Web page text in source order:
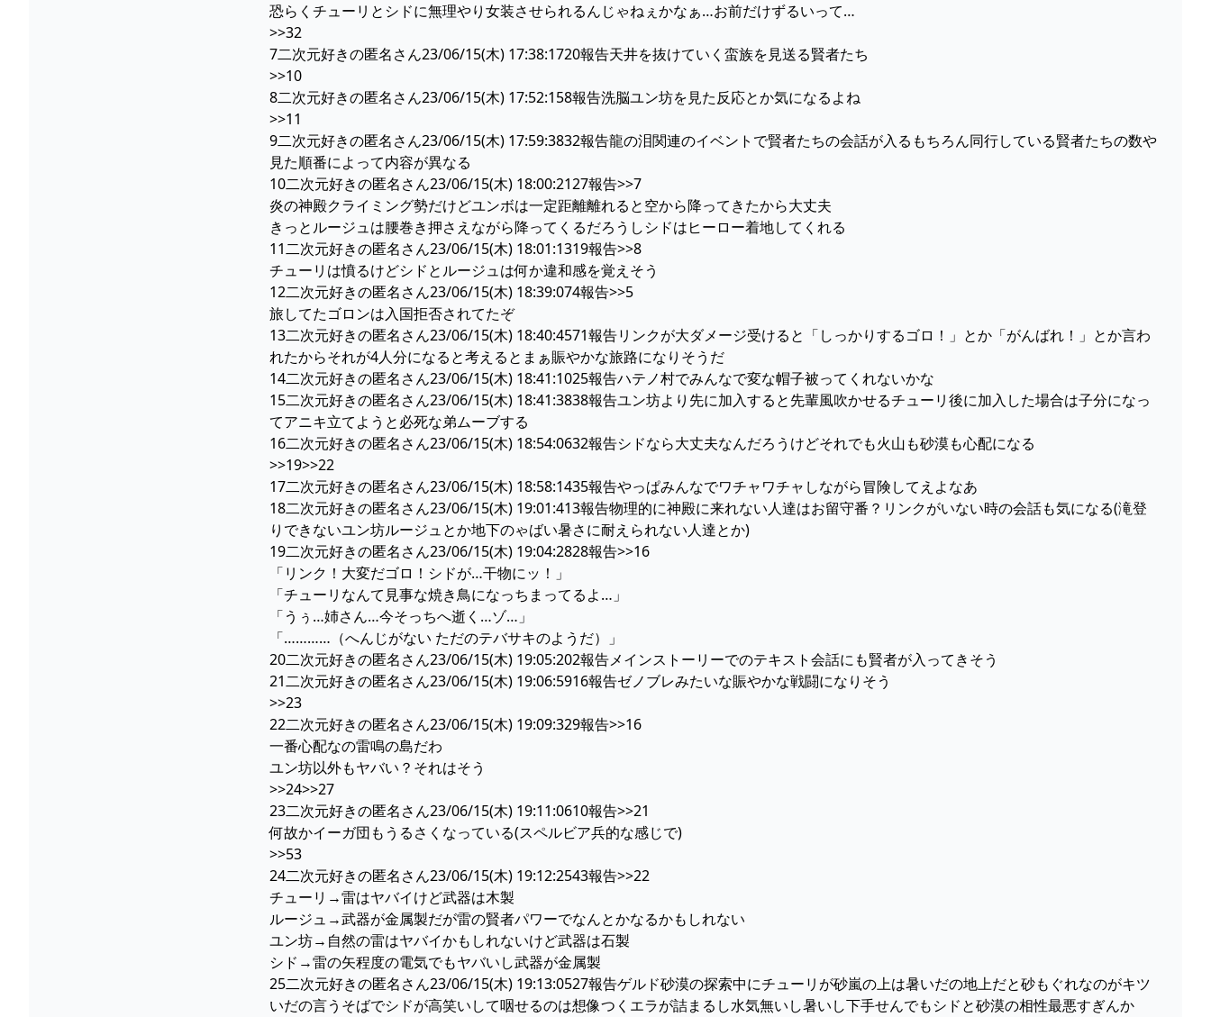
恐らくチューリとシドに無理やり女装させられるんじゃねぇかなぁ…お前だけずるいって…
>>32
7二次元好きの匿名さん23/06/15(木) 17:38:1720報告天井を抜けていく蛮族を見送る賢者たち
>>10
8二次元好きの匿名さん23/06/15(木) 17:52:158報告洗脳ユン坊を見た反応とか気になるよね
>>11
9二次元好きの匿名さん23/06/15(木) 17:59:3832報告龍の泪関連のイベントで賢者たちの会話が入るもちろん同行している賢者たちの数や
見た順番によって内容が異なる
10二次元好きの匿名さん23/06/15(木) 18:00:2127報告>>7
炎の神殿クライミング勢だけどユンボは一定距離離れると空から降ってきたから大丈夫
きっとルージュは腰巻き押さえながら降ってくるだろうしシドはヒーロー着地してくれる
11二次元好きの匿名さん23/06/15(木) 18:01:1319報告>>8
チューリは憤るけどシドとルージュは何か違和感を覚えそう
12二次元好きの匿名さん23/06/15(木) 18:39:074報告>>5
旅してたゴロンは入国拒否されてたぞ
13二次元好きの匿名さん23/06/15(木) 18:40:4571報告リンクが大ダメージ受けると「しっかりするゴロ！」とか「がんばれ！」とか言わ
れたからそれが4人分になると考えるとまぁ賑やかな旅路になりそうだ
14二次元好きの匿名さん23/06/15(木) 18:41:1025報告ハテノ村でみんなで変な帽子被ってくれないかな
15二次元好きの匿名さん23/06/15(木) 18:41:3838報告ユン坊より先に加入すると先輩風吹かせるチューリ後に加入した場合は子分になっ
てアニキ立てようと必死な弟ムーブする
16二次元好きの匿名さん23/06/15(木) 18:54:0632報告シドなら大丈夫なんだろうけどそれでも火山も砂漠も心配になる
>>19>>22
17二次元好きの匿名さん23/06/15(木) 18:58:1435報告やっぱみんなでワチャワチャしながら冒険してえよなあ
18二次元好きの匿名さん23/06/15(木) 19:01:413報告物理的に神殿に来れない人達はお留守番？リンクがいない時の会話も気になる(滝登
りできないユン坊ルージュとか地下のゃばい暑さに耐えられない人達とか)
19二次元好きの匿名さん23/06/15(木) 19:04:2828報告>>16
「リンク！大変だゴロ！シドが…干物にッ！」
「チューリなんて見事な焼き鳥になっちまってるよ…」
「うぅ…姉さん…今そっちへ逝く…ゾ…」
「…………（へんじがない ただのテバサキのようだ）」
20二次元好きの匿名さん23/06/15(木) 19:05:202報告メインストーリーでのテキスト会話にも賢者が入ってきそう
21二次元好きの匿名さん23/06/15(木) 19:06:5916報告ゼノブレみたいな賑やかな戦闘になりそう
>>23
22二次元好きの匿名さん23/06/15(木) 19:09:329報告>>16
一番心配なの雷鳴の島だわ
ユン坊以外もヤバい？それはそう
>>24>>27
23二次元好きの匿名さん23/06/15(木) 19:11:0610報告>>21
何故かイーガ団もうるさくなっている(スペルビア兵的な感じで)
>>53
24二次元好きの匿名さん23/06/15(木) 19:12:2543報告>>22
チューリ→雷はヤバイけど武器は木製
ルージュ→武器が金属製だが雷の賢者パワーでなんとかなるかもしれない
ユン坊→自然の雷はヤバイかもしれないけど武器は石製
シド→雷の矢程度の電気でもヤバいし武器が金属製
25二次元好きの匿名さん23/06/15(木) 19:13:0527報告ゲルド砂漠の探索中にチューリが砂嵐の上は暑いだの地上だと砂もぐれなのがキツ
いだの言うそばでシドが高笑いして咽せるのは想像つくエラが詰まるし水気無いし暑いし下手せんでもシドと砂漠の相性最悪すぎんか